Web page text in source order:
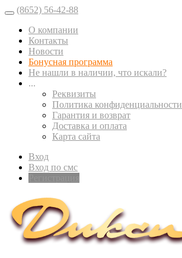
(8652) 56-42-88
О компании
Контакты
Новости
Бонусная программа
Не нашли в наличии, что искали?
...
Реквизиты
Политика конфиденциальности
Гарантия и возврат
Доставка и оплата
Карта сайта
Вход
Вход по смс